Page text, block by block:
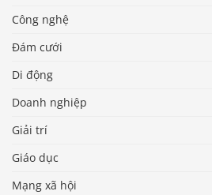
Công nghệ
Đám cưới
Di động
Doanh nghiệp
Giải trí
Giáo dục
Mạng xã hội